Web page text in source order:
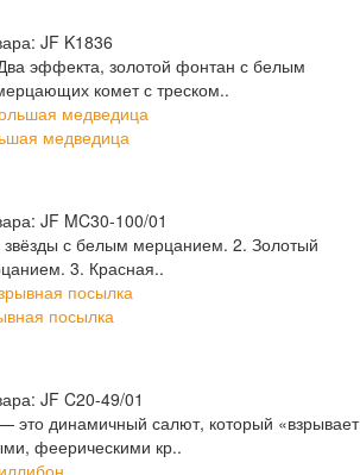
JF K1836
эффекта, золотой фонтан с белым
комет с треском..
медведица
JF MC30-100/01
с белым мерцанием. 2. Золотый
3. Красная..
посылка
JF C20-49/01
это динамичный салют, который «взрывает
феерическими кр..